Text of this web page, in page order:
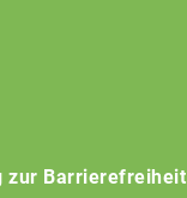
zur Barrierefreiheit